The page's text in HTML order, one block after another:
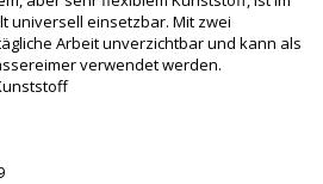
universell einsetzbar. Mit zwei
Arbeit unverzichtbar und kann als
verwendet werden.